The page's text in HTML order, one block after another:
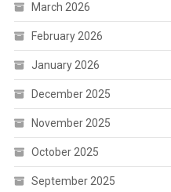
March 2026
February 2026
January 2026
December 2025
November 2025
October 2025
September 2025